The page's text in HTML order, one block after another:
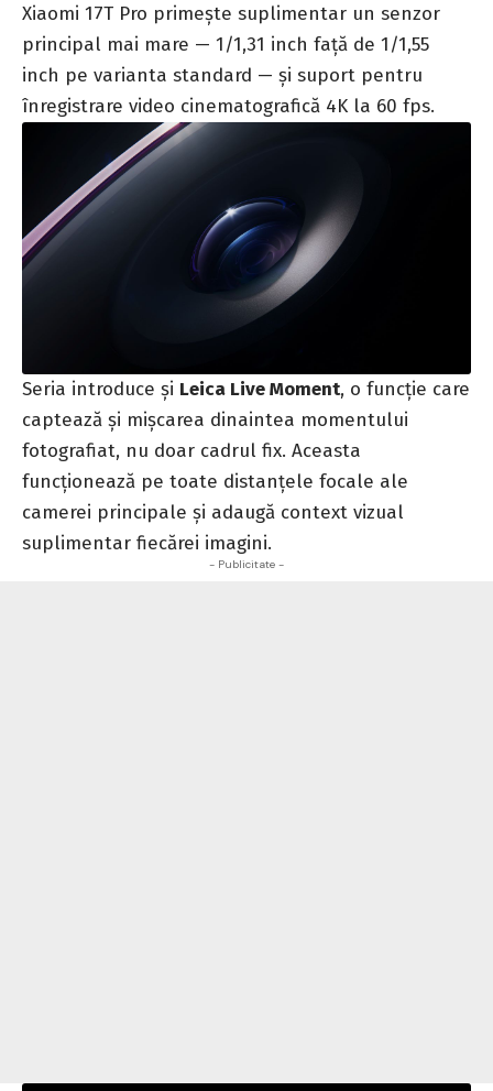
Xiaomi 17T Pro primește suplimentar un senzor
principal mai mare — 1/1,31 inch față de 1/1,55
inch pe varianta standard — și suport pentru
înregistrare video cinematografică 4K la 60 fps.
Seria introduce și Leica Live Moment, o funcție care
captează și mișcarea dinaintea momentului
fotografiat, nu doar cadrul fix. Aceasta
funcționează pe toate distanțele focale ale
camerei principale și adaugă context vizual
suplimentar fiecărei imagini.
- Publicitate -